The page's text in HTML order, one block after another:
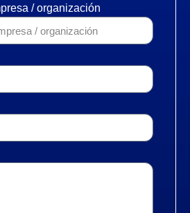
/ organización